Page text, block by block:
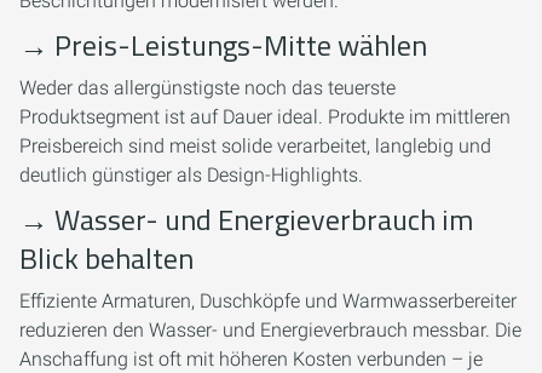
→ Preis-Leistungs-Mitte wählen
Weder das allergünstigste noch das teuerste
Produktsegment ist auf Dauer ideal. Produkte im mittleren
Preisbereich sind meist solide verarbeitet, langlebig und
deutlich günstiger als Design-Highlights.
→ Wasser- und Energieverbrauch im
Blick behalten
Effiziente Armaturen, Duschköpfe und Warmwasserbereiter
reduzieren den Wasser- und Energieverbrauch messbar. Die
Anschaffung ist oft mit höheren Kosten verbunden – je